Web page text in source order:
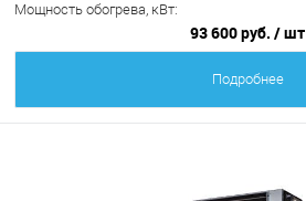
Мощность обогрева, кВт:
93 600 руб. / шт
Подробнее